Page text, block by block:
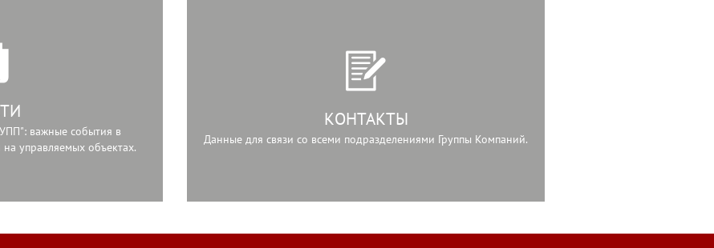
важные события в
управляемых объектах.
КОНТАКТЫ
Данные для связи со всеми подразделениями Группы Компаний.